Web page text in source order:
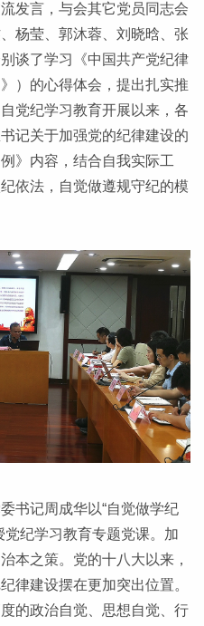
发言，与会其它党员同志会
杨莹、郭沐蓉、刘晓晗、张
谈了学习《中国共产党纪律
）的心得体会，提出扎实推
党纪学习教育开展以来，各
记关于加强党的纪律建设的
》内容，结合自我实际工
依法，自觉做遵规守纪的模
书记周成华以“自觉做学纪
党纪学习教育专题党课。加
本之策。党的十八大以来，
律建设摆在更加突出位置。
的政治自觉、思想自觉、行